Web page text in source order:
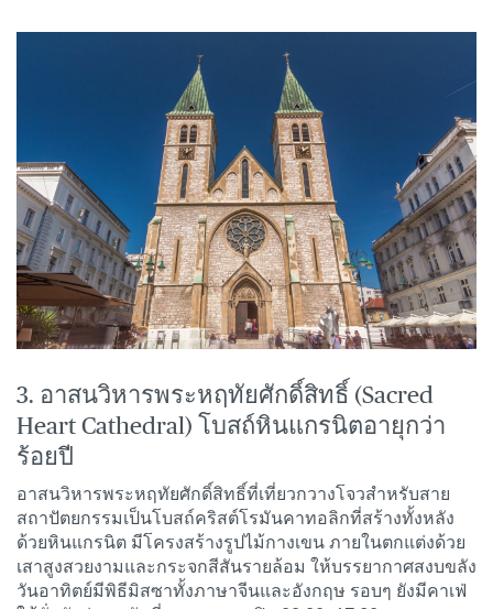
3. อาสนวิหารพระหฤทัยศักดิ์สิทธิ์ (Sacred
Heart Cathedral) โบสถ์หินแกรนิตอายุกว่า
ร้อยปี
อาสนวิหารพระหฤทัยศักดิ์สิทธิ์ที่เที่ยวกวางโจวสำหรับสาย
สถาปัตยกรรมเป็นโบสถ์คริสต์โรมันคาทอลิกที่สร้างทั้งหลัง
ด้วยหินแกรนิต มีโครงสร้างรูปไม้กางเขน ภายในตกแต่งด้วย
เสาสูงสวยงามและกระจกสีสันรายล้อม ให้บรรยากาศสงบขลัง
วันอาทิตย์มีพิธีมิสซาทั้งภาษาจีนและอังกฤษ รอบๆ ยังมีคาเฟ่